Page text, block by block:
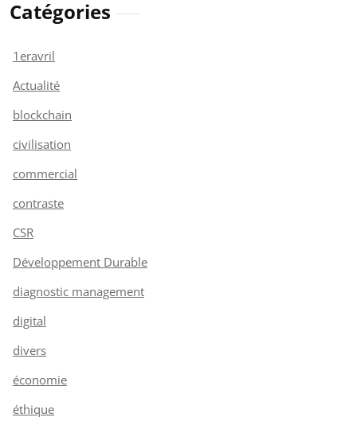
Catégories
1eravril
Actualité
blockchain
civilisation
commercial
contraste
CSR
Développement Durable
diagnostic management
digital
divers
économie
éthique